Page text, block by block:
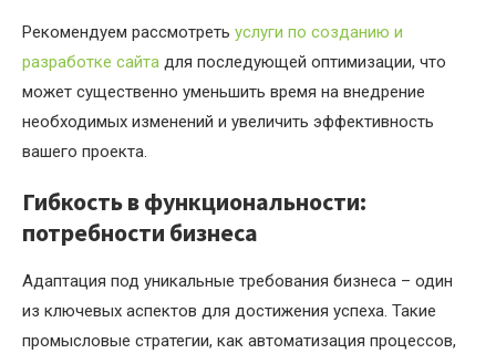
Рекомендуем рассмотреть услуги по созданию и
разработке сайта для последующей оптимизации, что
может существенно уменьшить время на внедрение
необходимых изменений и увеличить эффективность
вашего проекта.
Гибкость в функциональности:
потребности бизнеса
Адаптация под уникальные требования бизнеса – один
из ключевых аспектов для достижения успеха. Такие
промысловые стратегии, как автоматизация процессов,